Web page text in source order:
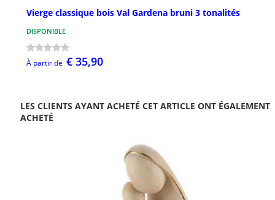
Vierge classique bois Val Gardena bruni 3 tonalités
DISPONIBLE
À partir de € 35,90
LES CLIENTS AYANT ACHETÉ CET ARTICLE ONT ÉGALEMENT
ACHETÉ